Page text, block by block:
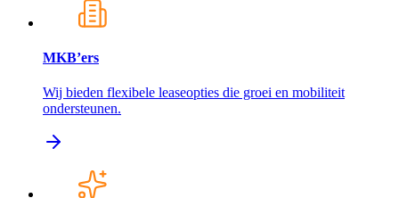
MKB’ers
Wij bieden flexibele leaseopties die groei en mobiliteit
ondersteunen.